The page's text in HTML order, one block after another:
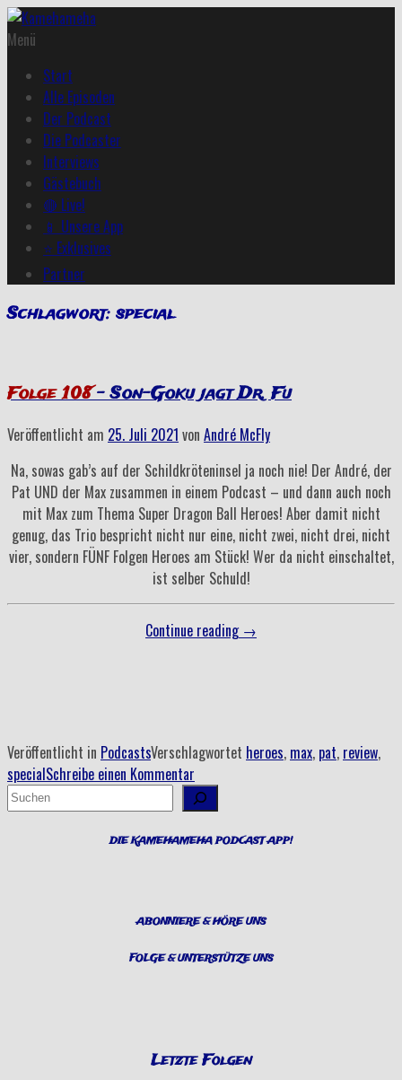
Menü
Start
Alle Episoden
Der Podcast
Die Podcaster
Interviews
Gästebuch
🔴 Live!
📱 Unsere App
⭐ Exklusives
Partner
Schlagwort: special
Folge 108– Son-Goku jagt Dr. Fu
Veröffentlicht am 25. Juli 2021 von André McFly
Na, sowas gab’s auf der Schildkröteninsel ja noch nie! Der André, der
Pat UND der Max zusammen in einem Podcast – und dann auch noch
mit Max zum Thema Super Dragon Ball Heroes! Aber damit nicht
genug, das Trio bespricht nicht nur eine, nicht zwei, nicht drei, nicht
vier, sondern FÜNF Folgen Heroes am Stück! Wer da nicht einschaltet,
ist selber Schuld!
Continue reading „Folge
Dr.
→
Veröffentlicht in PodcastsVerschlagwortet heroes, max, pat, review,
specialSchreibe einen Kommentar
Suchen
DIE KAMEHAMEHA PODCAST APP!
ABONNIERE & HÖRE UNS
FOLGE & UNTERSTÜTZE UNS
Letzte Folgen